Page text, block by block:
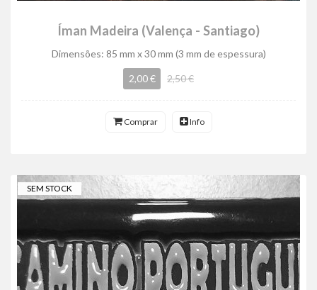
Íman Madeira (Valença - Santiago)
Dimensões: 85 mm x 30 mm (3 mm de espessura)
2,00 € 2,50 €
Comprar Info
SEM STOCK